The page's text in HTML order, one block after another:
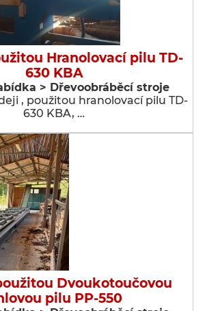
Hranolovací pilu TD-
630 KBA
> Dřevoobráběcí stroje
, použitou hranolovací pilu TD-
630 KBA, …
Dvoukotoučovou
pilu PP-550